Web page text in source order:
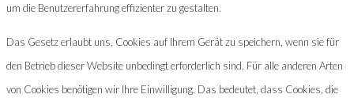
um die Benutzererfahrung effizienter zu gestalten.
Das Gesetz erlaubt uns, Cookies auf Ihrem Gerät zu speichern, wenn sie für
den Betrieb dieser Website unbedingt erforderlich sind. Für alle anderen Arten
von Cookies benötigen wir Ihre Einwilligung. Das bedeutet, dass Cookies, die